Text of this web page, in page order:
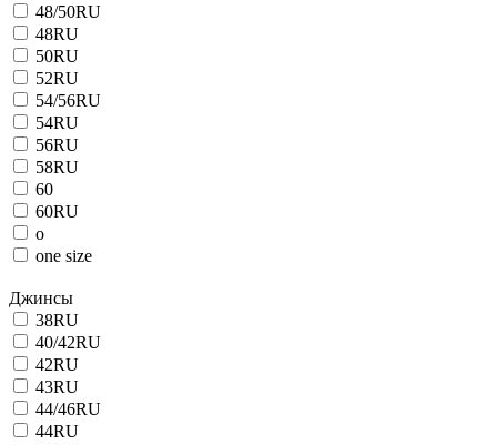
48/50RU
48RU
50RU
52RU
54/56RU
54RU
56RU
58RU
60
60RU
o
one size
Джинсы
38RU
40/42RU
42RU
43RU
44/46RU
44RU